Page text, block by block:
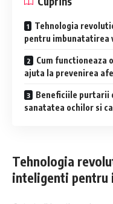
Tehnologia
pentru imbunatatirea
Cum functioneaza
ajuta la prevenirea
Beneficiile purtarii
sanatatea ochilor si
Tehnologia
inteligenti pentru